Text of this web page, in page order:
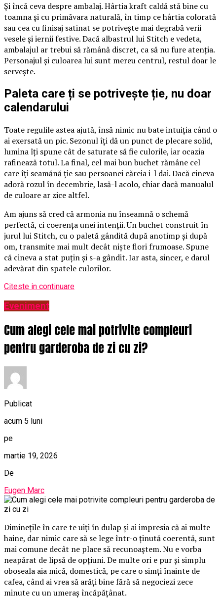
Și încă ceva despre ambalaj. Hârtia kraft caldă stă bine cu
toamna și cu primăvara naturală, în timp ce hârtia colorată
sau cea cu finisaj satinat se potrivește mai degrabă verii
vesele și iernii festive. Dacă albastrul lui Stitch e vedeta,
ambalajul ar trebui să rămână discret, ca să nu fure atenția.
Personajul și culoarea lui sunt mereu centrul, restul doar le
servește.
Paleta care ți se potrivește ție, nu doar
calendarului
Toate regulile astea ajută, însă nimic nu bate intuiția când o
ai exersată un pic. Sezonul îți dă un punct de plecare solid,
lumina îți spune cât de saturate să fie culorile, iar ocazia
rafinează totul. La final, cel mai bun buchet rămâne cel
care îți seamănă ție sau persoanei căreia i-l dai. Dacă cineva
adoră rozul în decembrie, lasă-l acolo, chiar dacă manualul
de culoare ar zice altfel.
Am ajuns să cred că armonia nu înseamnă o schemă
perfectă, ci coerența unei intenții. Un buchet construit în
jurul lui Stitch, cu o paletă gândită după anotimp și după
om, transmite mai mult decât niște flori frumoase. Spune
că cineva a stat puțin și s-a gândit. Iar asta, sincer, e darul
adevărat din spatele culorilor.
Citeste in continuare
Eveniment
Cum alegi cele mai potrivite compleuri
pentru garderoba de zi cu zi?
Publicat
acum 5 luni
pe
martie 19, 2026
De
Eugen Marc
Diminețile în care te uiți în dulap și ai impresia că ai multe
haine, dar nimic care să se lege într-o ținută coerentă, sunt
mai comune decât ne place să recunoaștem. Nu e vorba
neapărat de lipsă de opțiuni. De multe ori e pur și simplu
oboseala aia mică, domestică, pe care o simți înainte de
cafea, când ai vrea să arăți bine fără să negociezi zece
minute cu un umeraș încăpățânat.